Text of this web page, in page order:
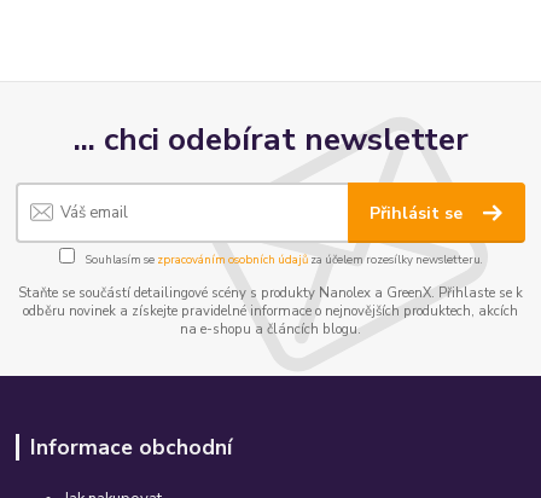
... chci odebírat newsletter
Přihlásit se
Souhlasím se zpracováním osobních údajůza účelem rozesílky newsletteru.
Staňte se součástí detailingové scény s produkty Nanolex a GreenX. Přihlaste se k
odběru novinek a získejte pravidelné informace o nejnovějších produktech, akcích
na e-shopu a článcích blogu.
Informace obchodní